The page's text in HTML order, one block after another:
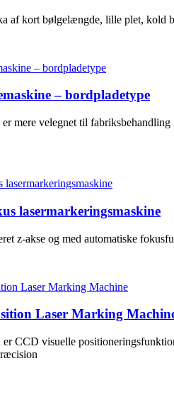
af kort bølgelængde, lille plet, kold
– bordpladetype
mere velegnet til
lasermarkeringsmaskine
z-akse og med automatiske
Laser Marking
CCD visuelle